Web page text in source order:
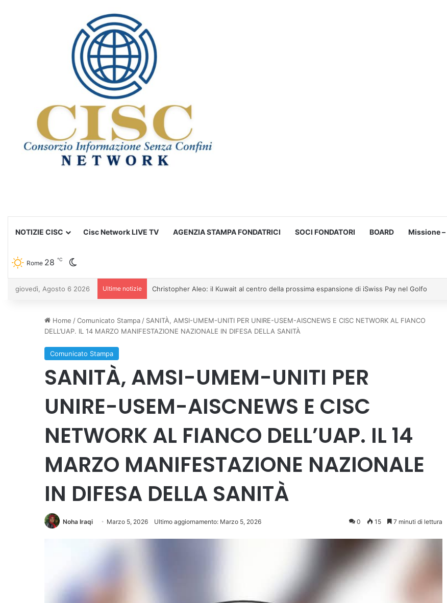
NOTIZIE CISC Cisc Network LIVE TV AGENZIA STAMPA FONDATRICI SOCI FONDATORI BOARD
Rome 28 ℃
giovedì, Agosto 6 2026 Ultime notizie
Home /Comunicato Stampa / SANITÀ, AMSI-UMEM-UNITI PER UNIRE-USEM-AISCNEWS E CISC NETWORK AL FIANCO
DELL’UAP. IL 14 MARZO MANIFESTAZIONE NAZIONALE IN DIFESA DELLA SANITÀ
Comunicato Stampa
SANITÀ, AMSI-UMEM-UNITI PER
UNIRE-USEM-AISCNEWS E CISC
NETWORK AL FIANCO DELL’UAP. IL 14
MARZO MANIFESTAZIONE NAZIONALE
IN DIFESA DELLA SANITÀ
Noha Iraqi Marzo 5, 2026 Ultimo aggiornamento: Marzo 5, 2026 0 15 7 minuti di lettura